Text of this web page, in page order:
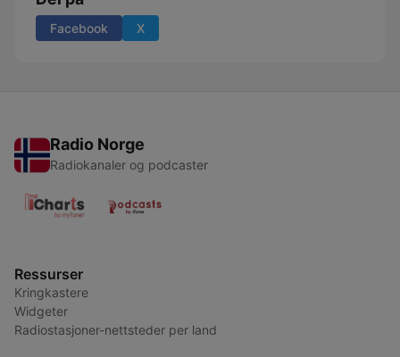
Facebook X
Radio Norge
Radiokanaler og podcaster
Ressurser
Kringkastere
Widgeter
Radiostasjoner-nettsteder per land